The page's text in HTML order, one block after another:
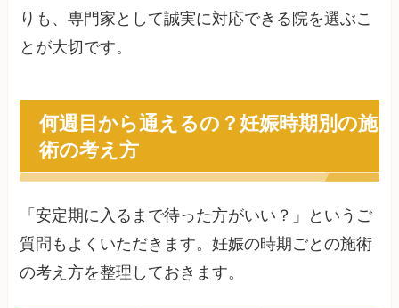
りも、専門家として誠実に対応できる院を選ぶこ
とが大切です。
何週目から通えるの？妊娠時期別の施
術の考え方
「安定期に入るまで待った方がいい？」というご
質問もよくいただきます。妊娠の時期ごとの施術
の考え方を整理しておきます。